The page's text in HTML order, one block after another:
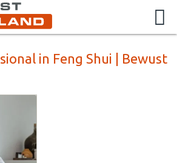
in Feng Shui | Bewust